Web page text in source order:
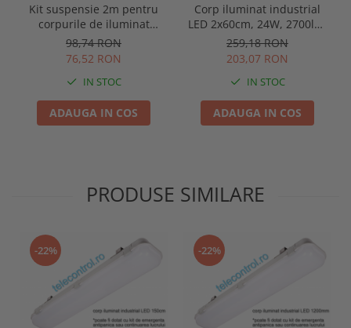
Kit suspensie 2m pentru
corpurile de iluminat
industrial led din familia
Wars Led, Intelight 93075
98,74 RON
76,52 RON
IN STOC
ADAUGA IN COS
Corp iluminat industrial
LED 2x60cm, 24W, 2700lm,
4000K, IP65, IK09, 180grade,
Intelight 93102
259,18 RON
203,07 RON
IN STOC
ADAUGA IN COS
PRODUSE SIMILARE
-22% -22%